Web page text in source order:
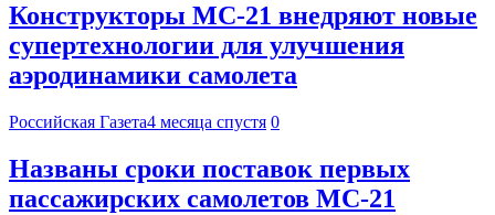
Конструкторы МС-21 внедряют новые
супертехнологии для улучшения
аэродинамики самолета
Российская Газета4 месяца спустя 0
Названы сроки поставок первых
пассажирских самолетов МС-21